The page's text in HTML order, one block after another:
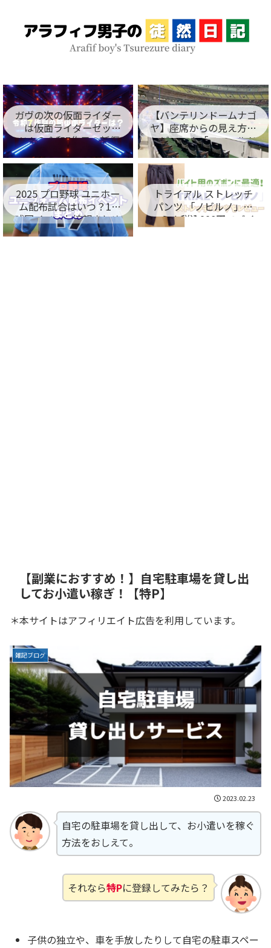
ガヴの次の仮面ライダー
は仮面ライダーゼッ
ツ！？令和7作目の新仮
面ライダー名が判明！
【バンテリンドームナゴ
ヤ】座席からの見え方を
レビュー！「フィールド
シート編」
2025 プロ野球 ユニホー
ム配布試合はいつ？12
球団イベント情報まとめ
トライアル ストレッチ
パンツ 「ノビルノ」口
コミ！税込998円でバイ
ト用のズボンに最適！
【副業におすすめ！】自宅駐車場を貸し出
してお小遣い稼ぎ！【特P】
＊本サイトはアフィリエイト広告を利用しています。
雑記ブログ
2023.02.23
自宅の駐車場を貸し出して、お小遣いを稼ぐ
方法をおしえて。
それなら特Pに登録してみたら？
子供の独立や、車を手放したりして自宅の駐車スペー